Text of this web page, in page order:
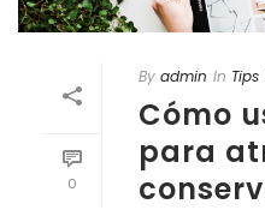
0
By admin In Tips
Cómo
para